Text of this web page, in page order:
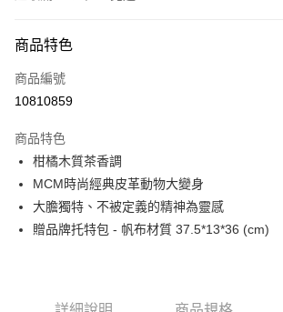
信用卡一次付款
ATM付款
運送方式
付款後全家取貨
每筆NT$80，滿NT$1,000(含以上)免運費
付款後萊爾富取貨
每筆NT$80，滿NT$1,000(含以上)免運費
商品特色
商品編號
10810859
商品特色
柑橘木質茶香調
MCM時尚經典皮革動物大變身
大膽獨特、不被定義的精神為靈感
贈品牌托特包 - 帆布材質 37.5*13*36 (cm)